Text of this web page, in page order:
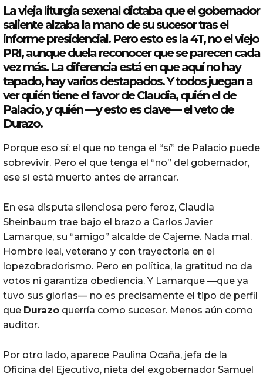
La vieja liturgia sexenal dictaba que el gobernador
saliente alzaba la mano de su sucesor tras el
informe presidencial. Pero esto es la 4T, no el viejo
PRI, aunque duela reconocer que se parecen cada
vez más. La diferencia está en que aquí no hay
tapado, hay varios destapados. Y todos juegan a
ver quién tiene el favor de Claudia, quién el de
Palacio, y quién —y esto es clave— el veto de
Durazo.
Porque eso sí: el que no tenga el “sí” de Palacio puede
sobrevivir. Pero el que tenga el “no” del gobernador,
ese sí está muerto antes de arrancar.
En esa disputa silenciosa pero feroz, Claudia
Sheinbaum trae bajo el brazo a Carlos Javier
Lamarque, su “amigo” alcalde de Cajeme. Nada mal.
Hombre leal, veterano y con trayectoria en el
lopezobradorismo. Pero en política, la gratitud no da
votos ni garantiza obediencia. Y Lamarque —que ya
tuvo sus glorias— no es precisamente el tipo de perfil
que Durazo querría como sucesor. Menos aún como
auditor.
Por otro lado, aparece Paulina Ocaña, jefa de la
Oficina del Ejecutivo, nieta del exgobernador Samuel